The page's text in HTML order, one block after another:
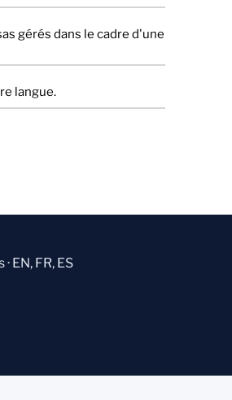
gérés dans le cadre d'une
langue.
EN, FR, ES